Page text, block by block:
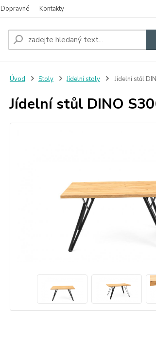
Dopravné Kontakty
Úvod Stoly Jídelní stoly Jídelní stůl
Jídelní stůl DINO